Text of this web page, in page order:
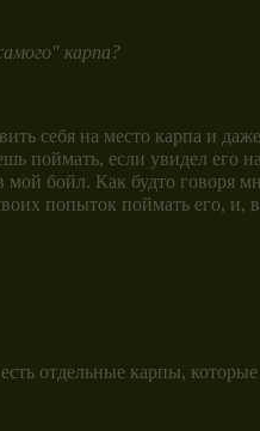
карпа?
себя на место карпа и
поймать, если увидел
бойл. Как будто говоря
попыток поймать его, и, в
отдельные карпы, которые